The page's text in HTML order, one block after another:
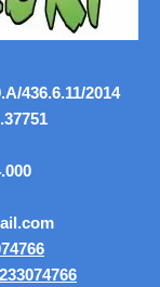
436.6.11/2014